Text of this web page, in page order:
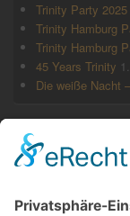
Trinity Party 2025
Trinity Hamburg
Trinity Hamburg
45 Years Trinity
Die weiße Nacht
Archiv
April 2024